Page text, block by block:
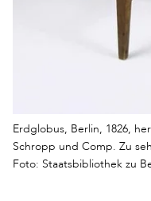
Erdglobus, Berlin, 1826,
Schropp und Comp. Zu
Foto: Staatsbibliothek zu